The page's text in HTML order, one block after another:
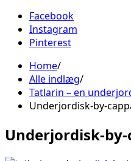
Facebook
Instagram
Pinterest
Home
Alle indlæg
Tatlarin – en
Underjordisk-by-
Underjordisk-